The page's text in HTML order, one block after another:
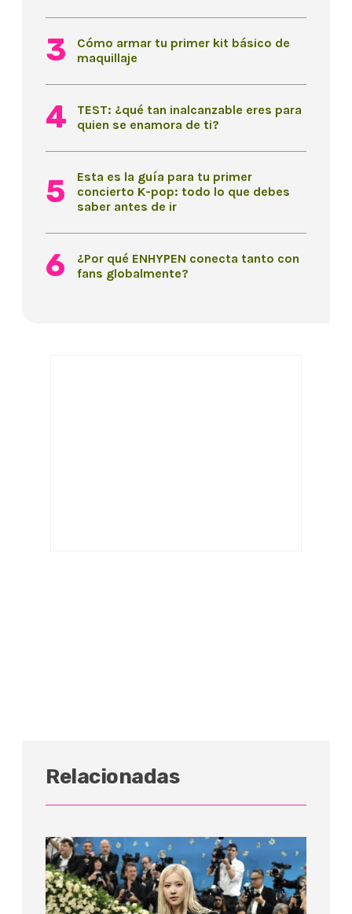
Cómo armar tu primer kit básico de
maquillaje
TEST: ¿qué tan inalcanzable eres para
quien se enamora de ti?
Esta es la guía para tu primer
concierto K-pop: todo lo que debes
saber antes de ir
¿Por qué ENHYPEN conecta tanto con
fans globalmente?
Relacionadas